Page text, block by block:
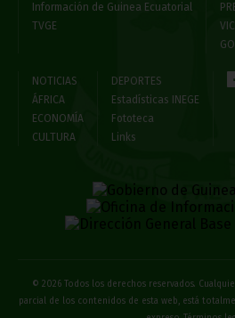
Información de Guinea Ecuatorial
TVGE
NOTICIAS
ÁFRICA
ECONOMÍA
CULTURA
DEPORTES
Estadísticas INEGE
Fototeca
Links
© 2026 Todos los derechos reservados.
parcial de los contenidos de esta web, está